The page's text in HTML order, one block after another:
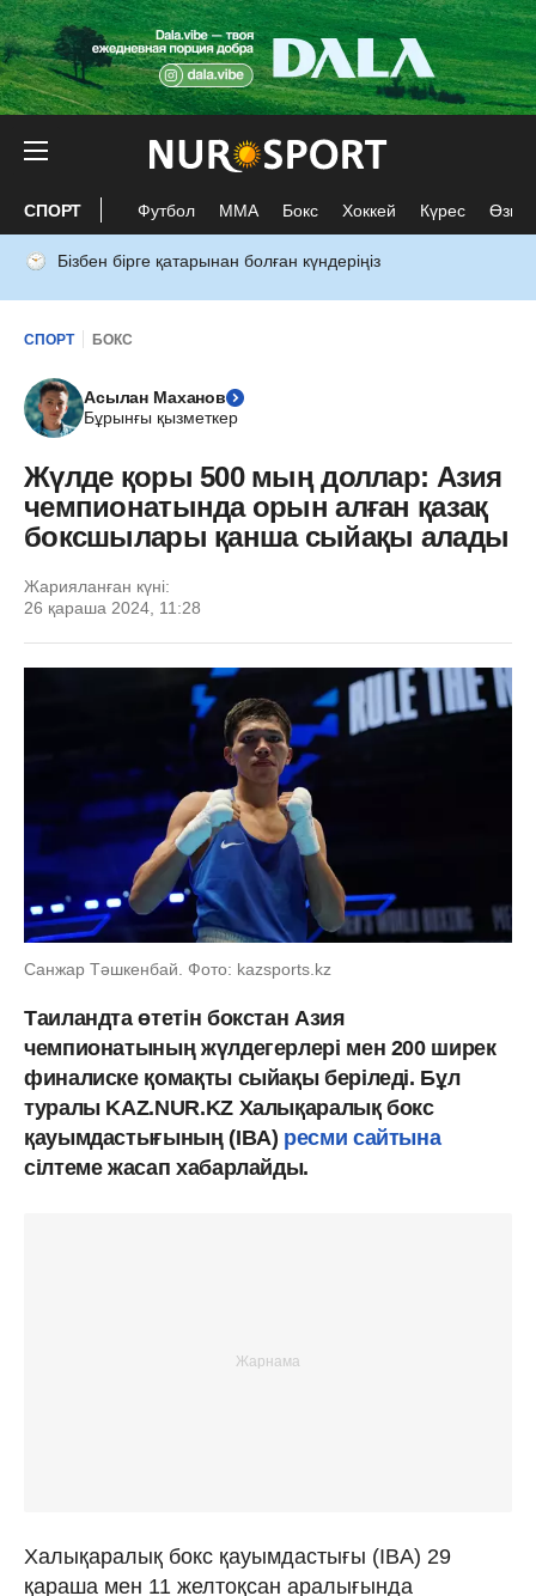
СПОРТ Футбол ММА Бокс Хоккей Күрес Өзге
Бізбен бірге қатарынан болған күндеріңіз
СПОРТ БОКС
Асылан Маханов
Бұрынғы қызметкер
Жүлде қоры 500 мың доллар: Азия
чемпионатында орын алған қазақ
боксшылары қанша сыйақы алады
Жарияланған күні:
26 қараша 2024, 11:28
Санжар Тәшкенбай. Фото: kazsports.kz
Таиландта өтетін бокстан Азия
чемпионатының жүлдегерлері мен 200 ширек
финалиске қомақты сыйақы беріледі. Бұл
туралы KAZ.NUR.KZ Халықаралық бокс
қауымдастығының (IBA) ресми сайтына
сілтеме жасап хабарлайды.
Халықаралық бокс қауымдастығы (IBA) 29
қараша мен 11 желтоқсан аралығында